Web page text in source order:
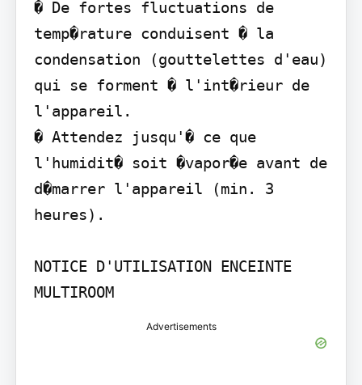
� De fortes fluctuations de
temp�rature conduisent � la
condensation (gouttelettes d'eau)
qui se forment � l'int�rieur de
l'appareil.
� Attendez jusqu'� ce que
l'humidit� soit �vapor�e avant de
d�marrer l'appareil (min. 3
heures).
NOTICE D'UTILISATION ENCEINTE
MULTIROOM
Advertisements